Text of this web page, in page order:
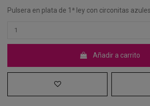
Pulsera en plata de 1ª ley con circonitas
Añadir a carrito